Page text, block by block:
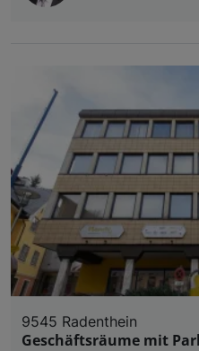
9545 Radenthein
Geschäftsräume mit